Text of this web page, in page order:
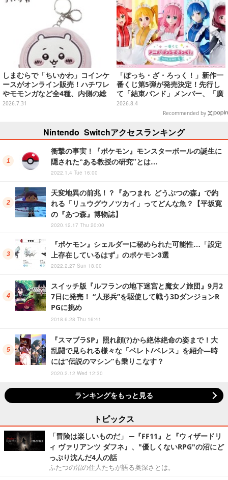
しまむらで「ちいかわ」コインケ
ースがオンライン販売！ハチワレ
やモモンガなど全4種、内側の総
柄デザインも注目
2026.7.31
「ぼっち・ざ・ろっく！」新作一
番くじ第5弾が発売決定！先行し
て「結束バンド」メンバー、「廣
井きくり」のメイド衣装フィギュ
2026.8.4
Recommended by
Nintendo Switchアクセスランキング
衝撃の事実！『ポケモン』モンスターボールの誕生に
隠された“ある教授の研究”とは…
2022.1.4 Tue 16:00
天変地異の前兆！？『あつまれ どうぶつの森』で釣
れる「リュウグウノツカイ」ってどんな魚？【平坂寛
の『あつ森』博物誌】
2020.12.17 Thu 20:00
『ポケモン』シェルダーに秘められた可能性…「設定
上存在しているはず」のポケモン3選
2022.2.27 Sun 18:00
スイッチ版『ルフランの地下迷宮と魔女ノ旅団』9月2
7日に発売！ “人形兵”を駆使して戦う3DダンジョンR
PGに挑め
2018.6.28 Thu 16:41
『スマブラSP』照れ顔(?)から絶体絶命の姿まで！大
乱闘で見られる様々な「ベレト/ベレス」を紹介―時
には“伝説のマシン”も乗りこなす？
2020.2.12 Wed 12:30
ランキングをもっと見る
トピックス
「冒険は楽しいものだ」 ─『FF11』と『ウィザードリ
ィ ヴァリアンツ ダフネ』、"優しくないRPG"の沼にど
っぷり沈んだ4人の話
ふたつの沼の住人たちが語る奥深さとは。